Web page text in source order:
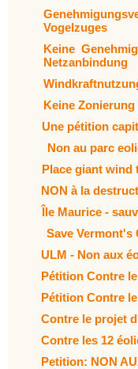
Vogelzuges
Keine
Netzanbindung
Keine
Une pétition
Non au parc
Place giant wind
NON à la
Île Maurice -
Save Vermont's
ULM - Non aux
Pétition Contre
Pétition Contre
Contre le projet
Contre les 12
Petition: NON